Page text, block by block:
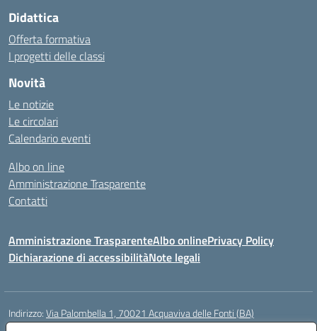
Didattica
Offerta formativa
I progetti delle classi
Novità
Le notizie
Le circolari
Calendario eventi
Albo on line
Amministrazione Trasparente
Contatti
Amministrazione TrasparenteAlbo onlinePrivacy Policy
Dichiarazione di accessibilitàNote legali
Indirizzo:Via Palombella 1, 70021 Acquaviva delle Fonti (BA)
Centralino: